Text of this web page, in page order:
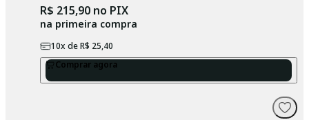
R$ 215,90no PIX
na primeira compra
10x deR$ 25,40
Comprar agora